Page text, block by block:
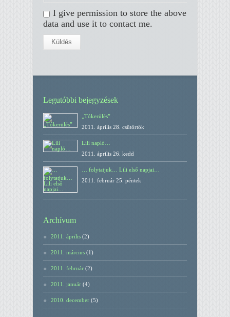
I give permission to store the above
data and use it to contact me.
Küldés
Legutóbbi bejegyzések
„Tókerülés”
2011. április 28. csütörtök
Lili napló…
2011. április 26. kedd
… folytatjuk… Lili első napjai…
2011. február 25. péntek
Archívum
2011. április (2)
2011. március (1)
2011. február (2)
2011. január (4)
2010. december (5)